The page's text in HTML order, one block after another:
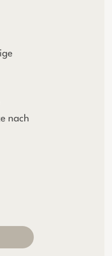
nach